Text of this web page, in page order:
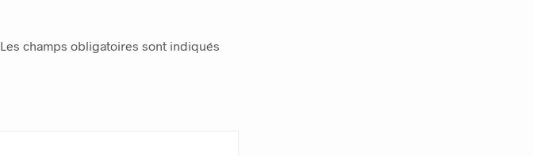
Les champs obligatoires sont indiqués